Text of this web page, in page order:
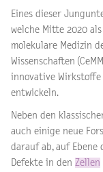
Eines dieser
welche Mitte 2020
molekulare Medizin
Wissenschaften
innovative Wirkstoffe
entwickeln.
Neben den
auch einige neue
darauf ab, auf Ebene
Defekte in den Zellen